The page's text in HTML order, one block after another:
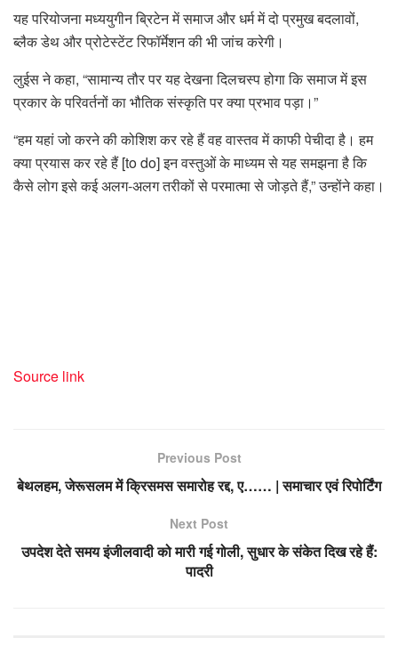
यह परियोजना मध्ययुगीन ब्रिटेन में समाज और धर्म में दो प्रमुख बदलावों,
ब्लैक डेथ और प्रोटेस्टेंट रिफॉर्मेशन की भी जांच करेगी।
लुईस ने कहा, “सामान्य तौर पर यह देखना दिलचस्प होगा कि समाज में इस
प्रकार के परिवर्तनों का भौतिक संस्कृति पर क्या प्रभाव पड़ा।”
“हम यहां जो करने की कोशिश कर रहे हैं वह वास्तव में काफी पेचीदा है। हम
क्या प्रयास कर रहे हैं [to do] इन वस्तुओं के माध्यम से यह समझना है कि
कैसे लोग इसे कई अलग-अलग तरीकों से परमात्मा से जोड़ते हैं,” उन्होंने कहा।
Source link
Previous Post
बेथलहम, जेरूसलम में क्रिसमस समारोह रद्द, ए…… | समाचार एवं रिपोर्टिंग
Next Post
उपदेश देते समय इंजीलवादी को मारी गई गोली, सुधार के संकेत दिख रहे हैं:
पादरी